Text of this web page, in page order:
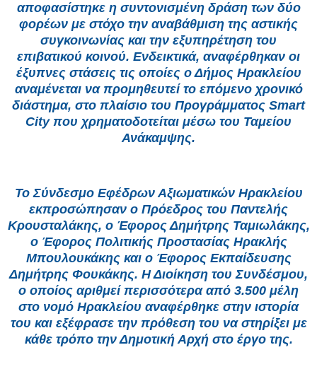
αποφασίστηκε η συντονισμένη δράση των δύο
φορέων με στόχο την αναβάθμιση της αστικής
συγκοινωνίας και την εξυπηρέτηση του
επιβατικού κοινού. Ενδεικτικά, αναφέρθηκαν οι
έξυπνες στάσεις τις οποίες ο Δήμος Ηρακλείου
αναμένεται να προμηθευτεί το επόμενο χρονικό
διάστημα, στο πλαίσιο του Προγράμματος Smart
City που χρηματοδοτείται μέσω του Ταμείου
Ανάκαμψης.
Το Σύνδεσμο Εφέδρων Αξιωματικών Ηρακλείου
εκπροσώπησαν ο Πρόεδρος του Παντελής
Κρουσταλάκης, ο Έφορος Δημήτρης Ταμιωλάκης,
ο Έφορος Πολιτικής Προστασίας Ηρακλής
Μπουλουκάκης και ο Έφορος Εκπαίδευσης
Δημήτρης Φουκάκης. Η Διοίκηση του Συνδέσμου,
ο οποίος αριθμεί περισσότερα από 3.500 μέλη
στο νομό Ηρακλείου αναφέρθηκε στην ιστορία
του και εξέφρασε την πρόθεση του να στηρίξει με
κάθε τρόπο την Δημοτική Αρχή στο έργο της.